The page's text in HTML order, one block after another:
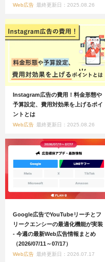
Web広告 最終更新日：2025.08.26
Instagram広告の費用！料金形態や
予算設定、費用対効果を上げるポイ
ントとは
Web広告 最終更新日：2025.08.26
Google広告でYouTubeリーチとフ
リークエンシーの最適化機能が実装
- 今週の最新Web広告情報まとめ
（2026/07/11～07/17）
Web広告 最終更新日：2026.07.17